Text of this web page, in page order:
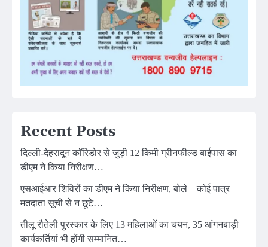
Recent Posts
दिल्ली-देहरादून कॉरिडोर से जुड़ी 12 किमी ग्रीनफील्ड बाईपास का
डीएम ने किया निरीक्षण…
एसआईआर शिविरों का डीएम ने किया निरीक्षण, बोले—कोई पात्र
मतदाता सूची से न छूटे…
तीलू रौतेली पुरस्कार के लिए 13 महिलाओं का चयन, 35 आंगनबाड़ी
कार्यकर्तियां भी होंगी सम्मानित…